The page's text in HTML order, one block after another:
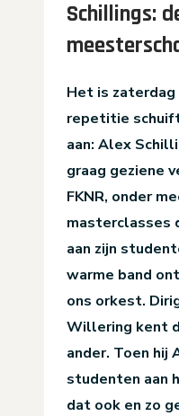
Schillings:
Het is zaterdag
repetitie
aan: Alex
graag geziene
FKNR, onder
masterclasses
aan zijn
warme band
ons orkest.
Willering kent
ander. Toen hij
studenten aan
dat ook en zo